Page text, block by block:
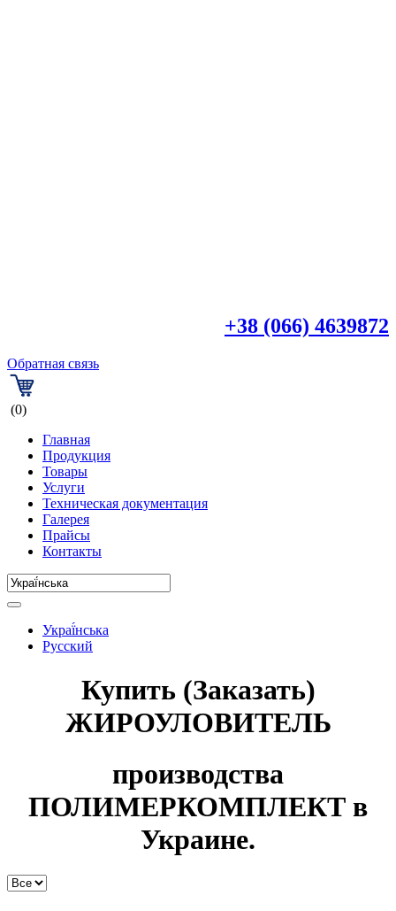
+38 (066) 4639872
Обратная связь
(0)
Главная
Продукция
Товары
Услуги
Техническая документация
Галерея
Прайсы
Контакты
Украї́нська
Русский
Купить (Заказать)
ЖИРОУЛОВИТЕЛЬ
производства
ПОЛИМЕРКОМПЛЕКТ в
Украине.